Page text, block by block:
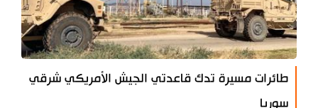
طائرات مسيرة تدك قاعدتي الجيش الأمريكي شرقي
سوريا